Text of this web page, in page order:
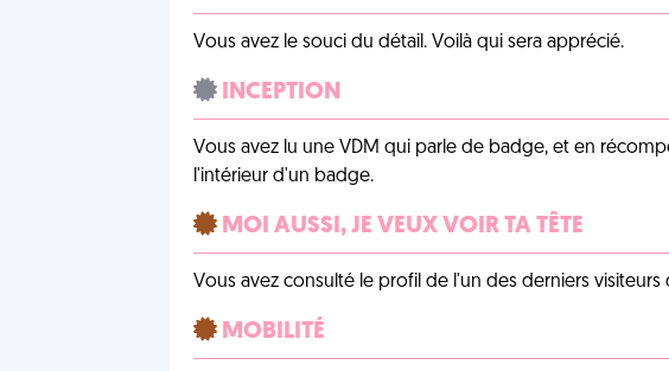
Vous avez le souci du détail. Voilà qui sera apprécié.
INCEPTION
Vous avez lu une VDM qui parle de badge, et en
l'intérieur d'un badge.
MOI AUSSI, JE VEUX VOIR TA TÊTE
Vous avez consulté le profil de l'un des derniers
MOBILITÉ